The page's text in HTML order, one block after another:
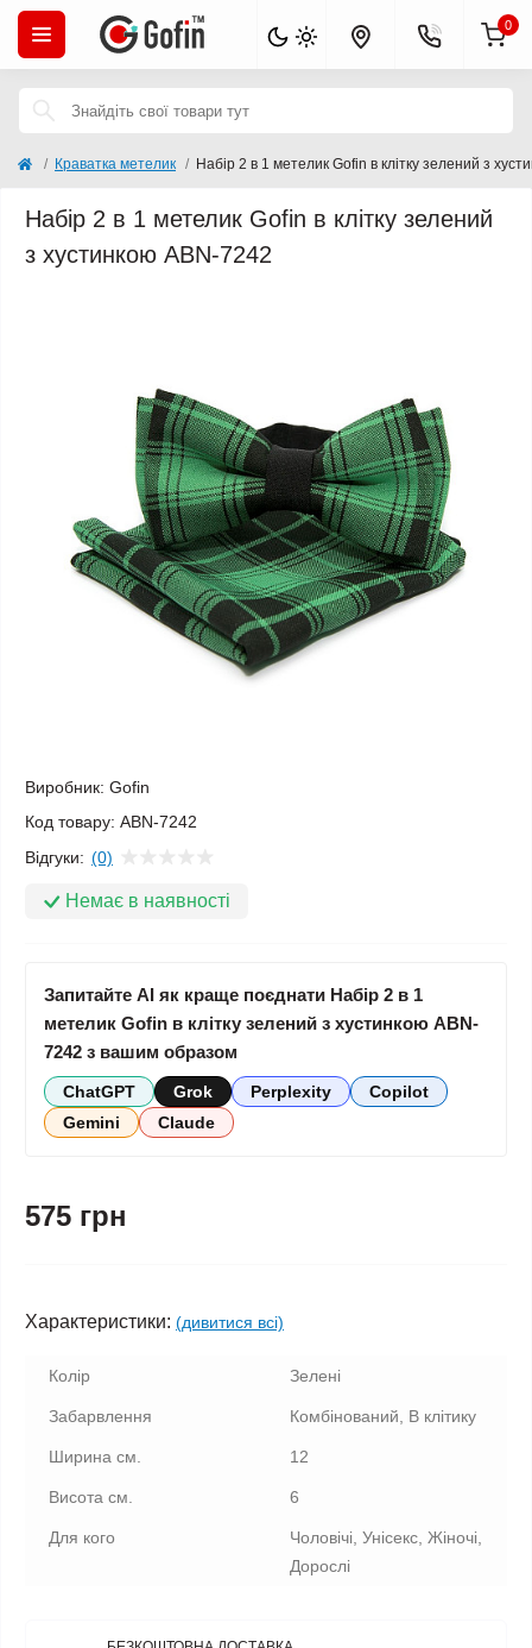
0
Краватка метелик Набір 2 в 1 метелик Gofin в клітку зелений з
Набір 2 в 1 метелик Gofin в клітку зелений
з хустинкою ABN-7242
Виробник: Gofin
Код товару: ABN-7242
Відгуки: (0)
Немає в наявності
Запитайте AI як краще поєднати Набір 2 в 1
метелик Gofin в клітку зелений з хустинкою ABN-
7242 з вашим образом
ChatGPT Grok Perplexity
Copilot
Gemini
Claude
575 грн
Характеристики: (дивитися всі)
Колір Зелені
Забарвлення Комбінований, В клітику
Ширина см. 12
Висота см. 6
Для кого
Чоловічі, Унісекс, Жіночі,
Дорослі